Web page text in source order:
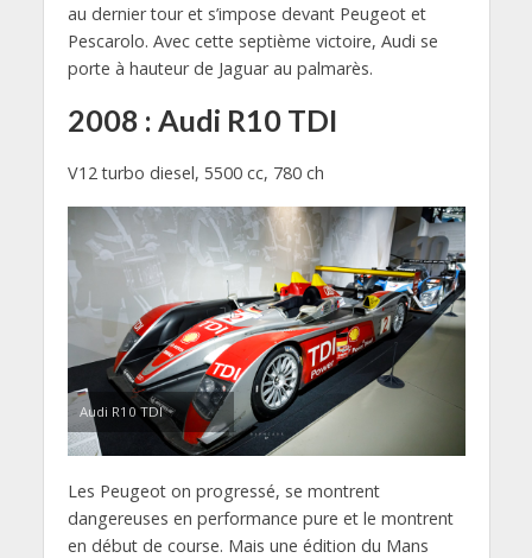
au dernier tour et s’impose devant Peugeot et
Pescarolo. Avec cette septième victoire, Audi se
porte à hauteur de Jaguar au palmarès.
2008 : Audi R10 TDI
V12 turbo diesel, 5500 cc, 780 ch
Audi R10 TDI
Les Peugeot on progressé, se montrent
dangereuses en performance pure et le montrent
en début de course. Mais une édition du Mans